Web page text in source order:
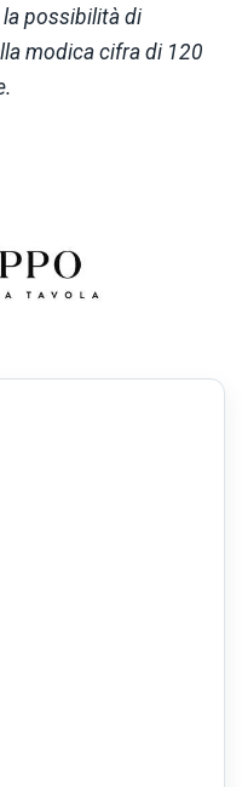
la possibilità di
modica cifra di 120